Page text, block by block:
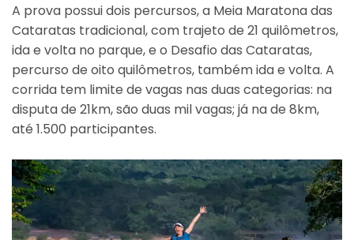
A prova possui dois percursos, a Meia Maratona das
Cataratas tradicional, com trajeto de 21 quilômetros,
ida e volta no parque, e o Desafio das Cataratas,
percurso de oito quilômetros, também ida e volta. A
corrida tem limite de vagas nas duas categorias: na
disputa de 21km, são duas mil vagas; já na de 8km,
até 1.500 participantes.